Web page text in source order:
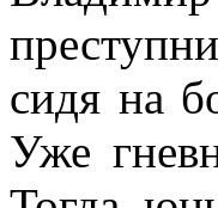
сидя на
Уже